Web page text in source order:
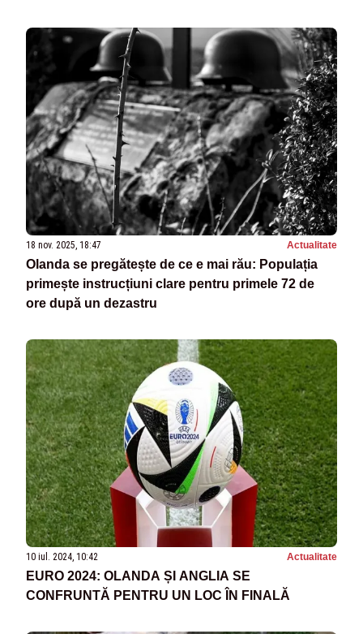
18 nov. 2025, 18:47 Actualitate
Olanda se pregătește de ce e mai rău: Populația
primește instrucțiuni clare pentru primele 72 de
ore după un dezastru
10 iul. 2024, 10:42 Actualitate
EURO 2024: OLANDA ȘI ANGLIA SE
CONFRUNTĂ PENTRU UN LOC ÎN FINALĂ